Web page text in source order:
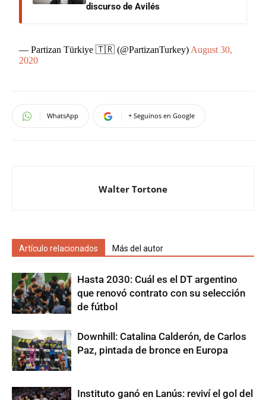
discurso de Avilés
— Partizan Türkiye 🇹🇷 (@PartizanTurkey) August 30,
2020
WhatsApp + Seguinos en Google
Walter Tortone
Artículo relacionados Más del autor
Hasta 2030: Cuál es el DT argentino
que renovó contrato con su selección
de fútbol
Downhill: Catalina Calderón, de Carlos
Paz, pintada de bronce en Europa
Instituto ganó en Lanús: reviví el gol del